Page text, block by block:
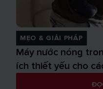
MẸO & GIẢI PHÁP
Máy nước nóng
ích thiết yếu cho